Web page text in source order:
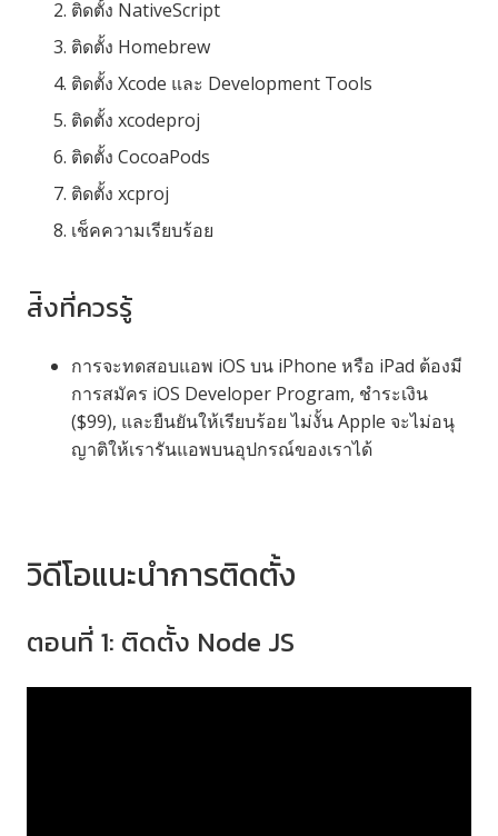
ติดตั้ง NativeScript
ติดตั้ง Homebrew
ติดตั้ง Xcode และ Development Tools
ติดตั้ง xcodeproj
ติดตั้ง CocoaPods
ติดตั้ง xcproj
เช็คความเรียบร้อย
ส่ิงที่ควรรู้
การจะทดสอบแอพ iOS บน iPhone หรือ iPad ต้องมี
การสมัคร iOS Developer Program, ชำระเงิน
($99), และยืนยันให้เรียบร้อย ไม่งั้น Apple จะไม่อนุ
ญาติให้เรารันแอพบนอุปกรณ์ของเราได้
วิดีโอแนะนำการติดตั้ง
ตอนที่ 1: ติดตั้ง Node JS